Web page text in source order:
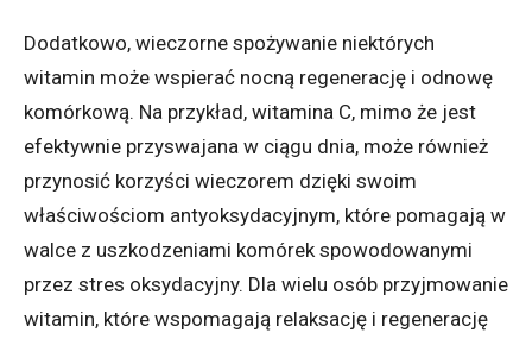
Dodatkowo, wieczorne spożywanie niektórych
witamin może wspierać nocną regenerację i odnowę
komórkową. Na przykład, witamina C, mimo że jest
efektywnie przyswajana w ciągu dnia, może również
przynosić korzyści wieczorem dzięki swoim
właściwościom antyoksydacyjnym, które pomagają w
walce z uszkodzeniami komórek spowodowanymi
przez stres oksydacyjny. Dla wielu osób przyjmowanie
witamin, które wspomagają relaksację i regenerację